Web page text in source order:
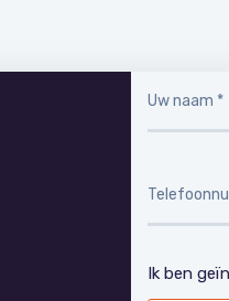
Ik ben